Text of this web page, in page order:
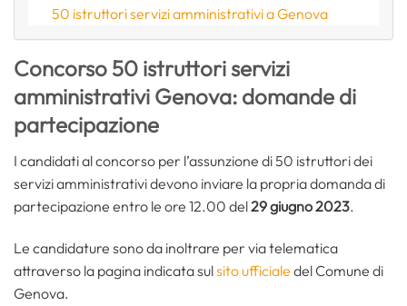
50 istruttori servizi amministrativi a Genova
Concorso 50 istruttori servizi
amministrativi Genova: domande di
partecipazione
I candidati al concorso per l’assunzione di 50 istruttori dei
servizi amministrativi devono inviare la propria domanda di
partecipazione entro le ore 12.00 del29 giugno 2023.
Le candidature sono da inoltrare per via telematica
attraverso la pagina indicata sulsito ufficiale del Comune di
Genova.